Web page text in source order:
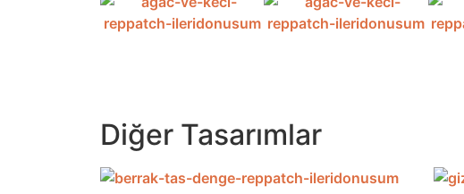
Diğer Tasarımlar